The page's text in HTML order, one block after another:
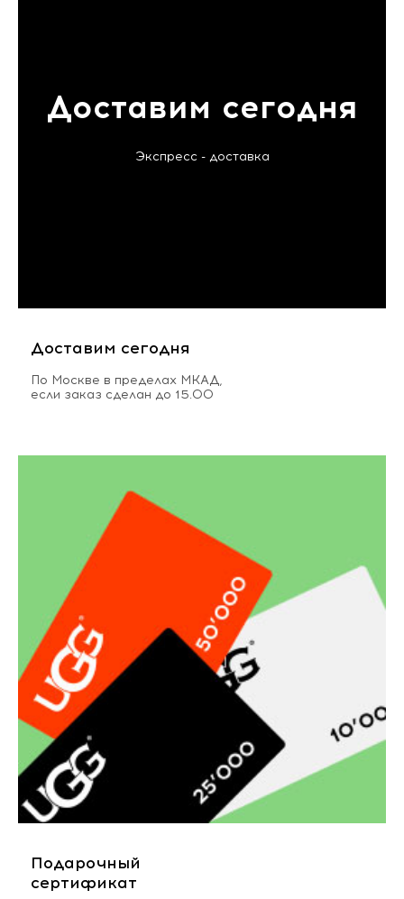
Доставим сегодня
Экспресс - доставка
Доставим сегодня
По Москве в пределах МКАД,
если заказ сделан до 15.00
Подарочный
сертификат